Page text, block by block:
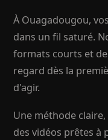
À Ouagadougou,
dans un fil saturé.
formats courts et
regard dès la
d'agir.
Une méthode
des vidéos prêtes à